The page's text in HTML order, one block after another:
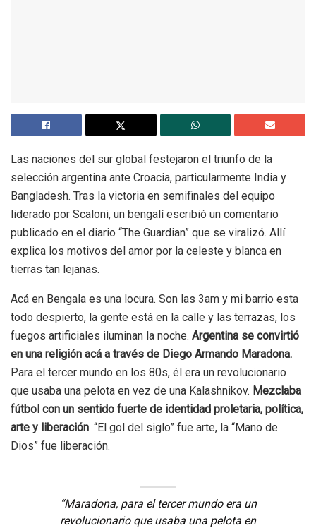
Las naciones del sur global festejaron el triunfo de la
selección argentina ante Croacia, particularmente India y
Bangladesh. Tras la victoria en semifinales del equipo
liderado por Scaloni, un bengalí escribió un comentario
publicado en el diario “The Guardian” que se viralizó. Allí
explica los motivos del amor por la celeste y blanca en
tierras tan lejanas.
Acá en Bengala es una locura. Son las 3am y mi barrio esta
todo despierto, la gente está en la calle y las terrazas, los
fuegos artificiales iluminan la noche. Argentina se convirtió
en una religión acá a través de Diego Armando Maradona.
Para el tercer mundo en los 80s, él era un revolucionario
que usaba una pelota en vez de una Kalashnikov. Mezclaba
fútbol con un sentido fuerte de identidad proletaria, política,
arte y liberación. “El gol del siglo” fue arte, la “Mano de
Dios” fue liberación.
“Maradona, para el tercer mundo era un
revolucionario que usaba una pelota en